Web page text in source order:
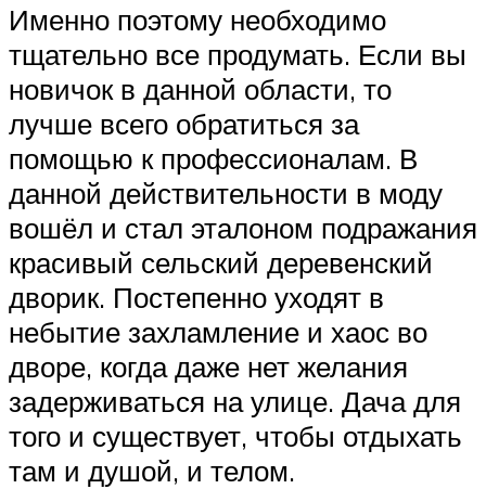
Именно поэтому необходимо
тщательно все продумать. Если вы
новичок в данной области, то
лучше всего обратиться за
помощью к профессионалам. В
данной действительности в моду
вошёл и стал эталоном подражания
красивый сельский деревенский
дворик. Постепенно уходят в
небытие захламление и хаос во
дворе, когда даже нет желания
задерживаться на улице. Дача для
того и существует, чтобы отдыхать
там и душой, и телом.